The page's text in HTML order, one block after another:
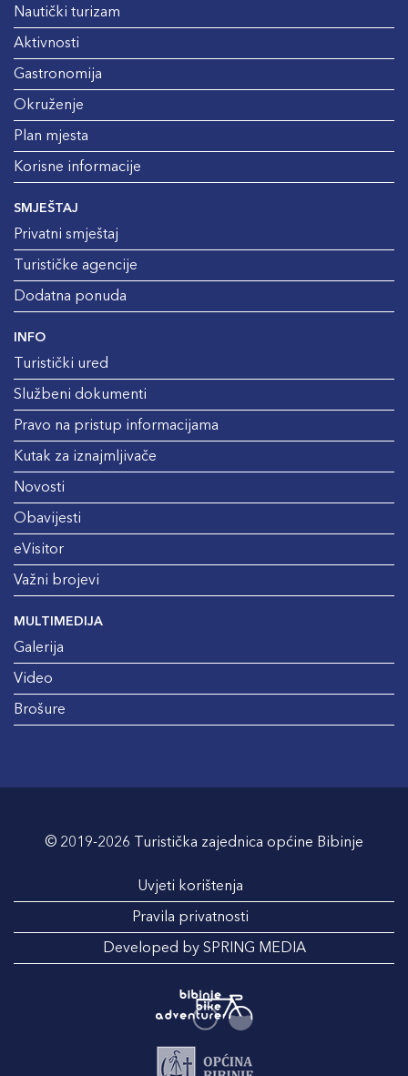
Nautički turizam
Aktivnosti
Gastronomija
Okruženje
Plan mjesta
Korisne informacije
SMJEŠTAJ
Privatni smještaj
Turističke agencije
Dodatna ponuda
INFO
Turistički ured
Službeni dokumenti
Pravo na pristup informacijama
Kutak za iznajmljivače
Novosti
Obavijesti
eVisitor
Važni brojevi
MULTIMEDIJA
Galerija
Video
Brošure
© 2019-2026 Turistička zajednica općine Bibinje
Uvjeti korištenja
Pravila privatnosti
Developed by SPRING MEDIA